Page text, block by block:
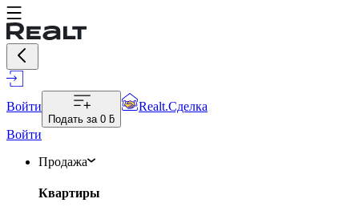
Войти
Подать за 0 ƃ
Realt.Сделка
Войти
Продажа
Квартиры